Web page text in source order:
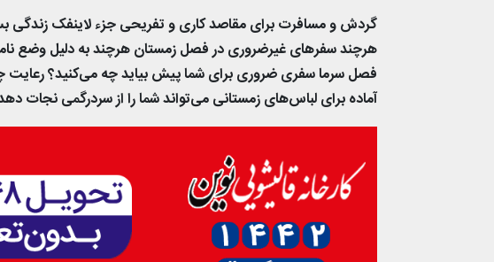
گردش و مسافرت برای مقاصد کاری و تفریحی جزء لاینفک
هرچند سفرهای غیرضروری در فصل زمستان هرچند به دلیل وضع
فصل سرما سفری ضروری برای شما پیش بیاید چه می‌کنید؟ رعایت
آماده برای لباس‌های زمستانی می‌تواند شما را از سردرگمی نجات